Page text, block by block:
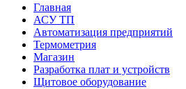
Главная
АСУ ТП
Автоматизация предприятий
Термометрия
Магазин
Разработка плат и устройств
Щитовое оборудование